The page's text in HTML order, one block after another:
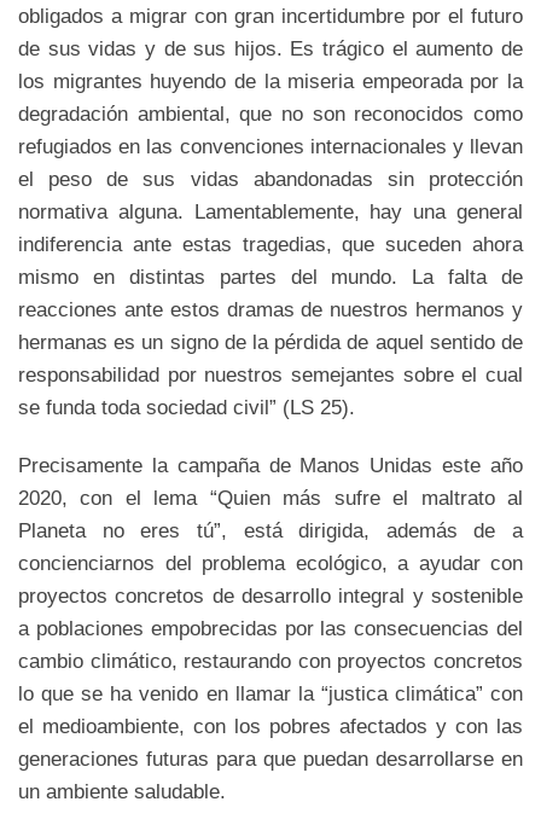
obligados a migrar con gran incertidumbre por el futuro
de sus vidas y de sus hijos. Es trágico el aumento de
los migrantes huyendo de la miseria empeorada por la
degradación ambiental, que no son reconocidos como
refugiados en las convenciones internacionales y llevan
el peso de sus vidas abandonadas sin protección
normativa alguna. Lamentablemente, hay una general
indiferencia ante estas tragedias, que suceden ahora
mismo en distintas partes del mundo. La falta de
reacciones ante estos dramas de nuestros hermanos y
hermanas es un signo de la pérdida de aquel sentido de
responsabilidad por nuestros semejantes sobre el cual
se funda toda sociedad civil” (LS 25).
Precisamente la campaña de Manos Unidas este año
2020, con el lema “Quien más sufre el maltrato al
Planeta no eres tú”, está dirigida, además de a
concienciarnos del problema ecológico, a ayudar con
proyectos concretos de desarrollo integral y sostenible
a poblaciones empobrecidas por las consecuencias del
cambio climático, restaurando con proyectos concretos
lo que se ha venido en llamar la “justica climática” con
el medioambiente, con los pobres afectados y con las
generaciones futuras para que puedan desarrollarse en
un ambiente saludable.